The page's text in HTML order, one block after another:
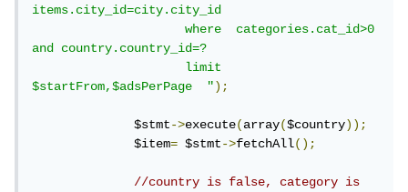
items.city_id=city.city_id
where  categories.cat_id>0
and country.country_id=?
limit
$startFrom,$adsPerPage  ");
$stmt->execute(array($country));
$item= $stmt->fetchAll();
//country is false, category is